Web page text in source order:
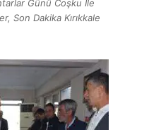
Günü Coşku İle
Son Dakika Kırıkkale